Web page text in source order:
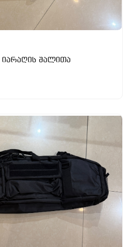
იარაღის შალითა